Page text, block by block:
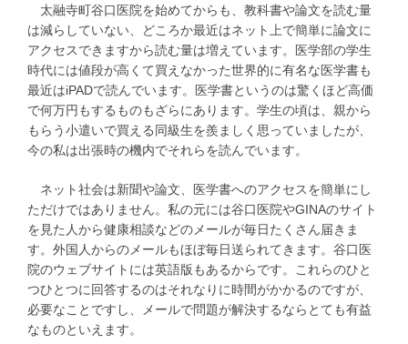
太融寺町谷口医院を始めてからも、教科書や論文を読む量
は減らしていない、どころか最近はネット上で簡単に論文に
アクセスできますから読む量は増えています。医学部の学生
時代には値段が高くて買えなかった世界的に有名な医学書も
最近はiPADで読んでいます。医学書というのは驚くほど高価
で何万円もするものもざらにあります。学生の頃は、親から
もらう小遣いで買える同級生を羨ましく思っていましたが、
今の私は出張時の機内でそれらを読んでいます。
ネット社会は新聞や論文、医学書へのアクセスを簡単にし
ただけではありません。私の元には谷口医院やGINAのサイト
を見た人から健康相談などのメールが毎日たくさん届きま
す。外国人からのメールもほぼ毎日送られてきます。谷口医
院のウェブサイトには英語版もあるからです。これらのひと
つひとつに回答するのはそれなりに時間がかかるのですが、
必要なことですし、メールで問題が解決するならとても有益
なものといえます。